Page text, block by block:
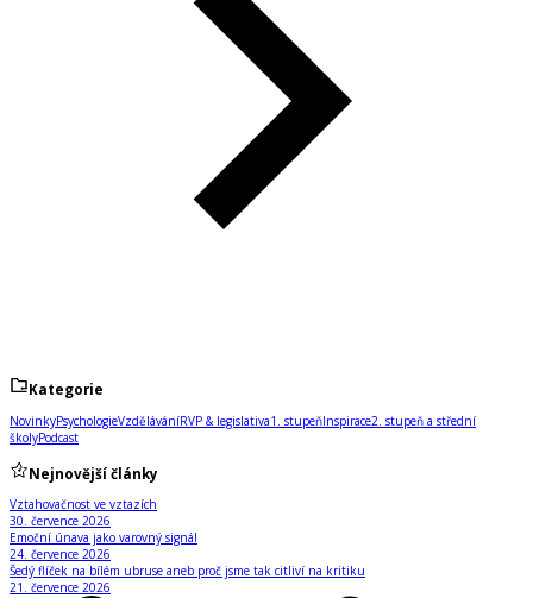
Kategorie
NovinkyPsychologieVzděláváníRVP & legislativa1. stupeňInspirace2. stupeň a střední
školyPodcast
Nejnovější články
Vztahovačnost ve vztazích
30. července 2026
Emoční únava jako varovný signál
24. července 2026
Šedý flíček na bílém ubruse aneb proč jsme tak citliví na kritiku
21. července 2026